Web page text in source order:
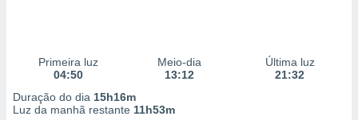
Primeira luz
04:50
Meio-dia
13:12
Última luz
21:32
Duração do dia 15h16m
Luz da manhã restante 11h53m